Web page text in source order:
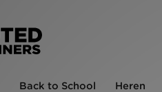
Back to School Heren